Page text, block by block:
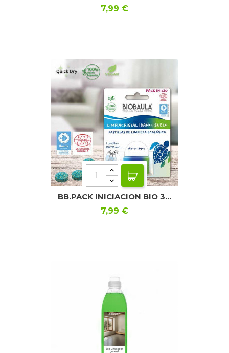
Precio
7,99 €
BB.PACK INICIACION BIO 3...
Precio
7,99 €